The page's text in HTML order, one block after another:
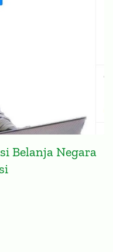
Belanja Negara